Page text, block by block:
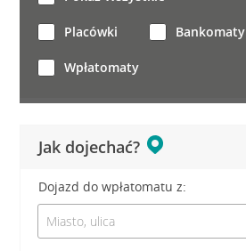
Jak dojechać?
Dojazd do wpłatomatu z:
Placówki Bankomaty
Wpłatomaty